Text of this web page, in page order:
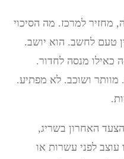
למרכז. מה הסיכוי
טעם לחשב. הוא יושב.
כאילו מנסה לחדור.
מוותר ושוכב. לא מפתיע.
האחרון בשריג,
לפני עשרות או